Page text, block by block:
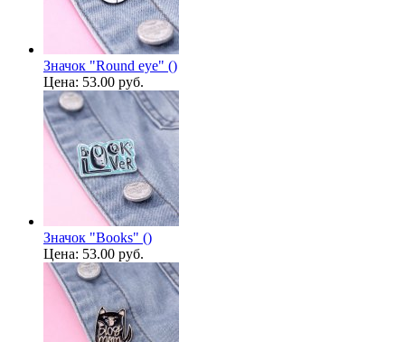
Значок "Round eye" ()
Цена: 53.00 руб.
Значок "Books" ()
Цена: 53.00 руб.